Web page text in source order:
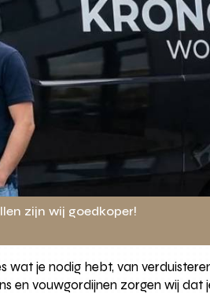
zijn wij goedkoper!
wat je nodig hebt, van
en vouwgordijnen zorgen wij dat